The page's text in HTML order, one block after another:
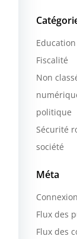
Education
Fiscalité
Non
politique
Sécurité
société
Méta
Connexion
Flux des
Flux des